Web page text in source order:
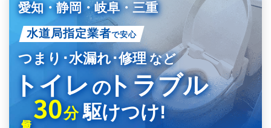
愛知・静岡・岐阜・三重
水道局指定業者で安心
つまり･水漏れ･修理など
トイレ のトラブル
30分 駆けつけ!